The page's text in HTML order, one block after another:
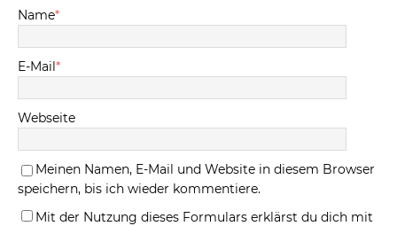
Name*
E-Mail*
Webseite
Meinen Namen, E-Mail und Website in diesem Browser
speichern, bis ich wieder kommentiere.
Mit der Nutzung dieses Formulars erklärst du dich mit